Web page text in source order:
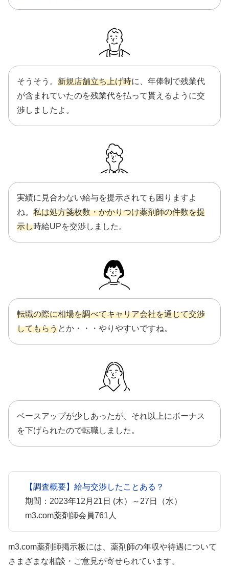
そうそう。 新規店舗立ち上げ時に、年俸制で残業代
が含まれていたのを残業代を払って貰えるように交
渉しましたよ。
実績に見合わない給与を提示されても困りますよ
ね。 私は処方箋枚数・かかりつけ薬剤師の件数を提
示し時給UPを交渉しました。
転職の際に相場を調べてキャリア会社を通じて交渉
してもらうとか・・・やりやすいですね。
ベースアップが少しあったが、それ以上にボーナス
を下げられたので転職しました。
【調査概要】給与交渉したことある？
期間：2023年12月21日 (木）～27日（水）
m3.com薬剤師会員761人
m3.com薬剤師掲示板には、薬剤師の年収や待遇について
さまざまな相談・ご意見が寄せられています。